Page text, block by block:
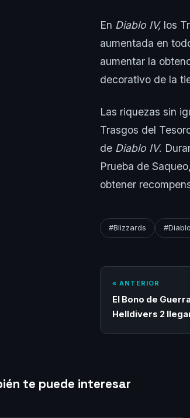
En Diablo IV, los
aumentada en
aumentar la
decorativo de la
Las riquezas sin
Trasgos del
de Diablo IV.
Prueba de
obtener
#Blizzards #Diablo
« ANTERIOR
El Bono de
Helldivers 2
te puede interesar